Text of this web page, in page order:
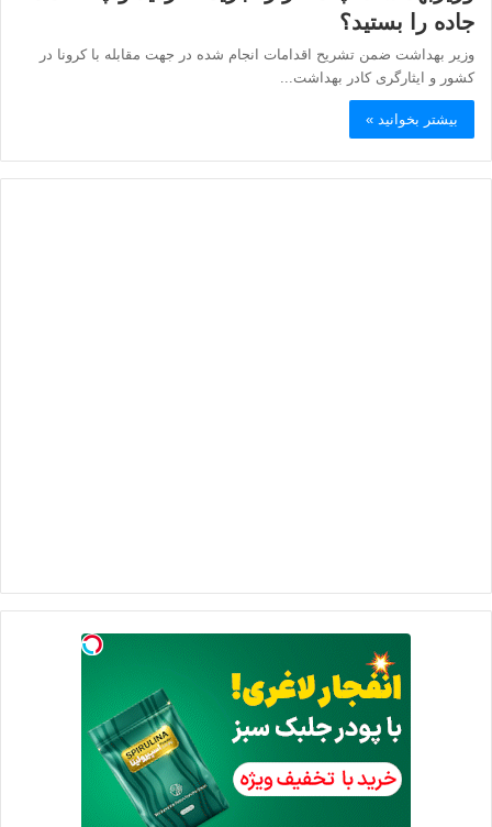
جاده‎ را بستید؟
وزیر بهداشت ضمن تشریح اقدامات انجام شده در جهت مقابله با کرونا در
کشور و ایثارگری کادر بهداشت...
بیشتر بخوانید »